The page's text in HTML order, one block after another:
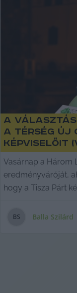
A
a térség új
képviselőit
Vasárnap a Három
eredményváróját,
hogy a Tisza Párt
BS Balla Szilárd